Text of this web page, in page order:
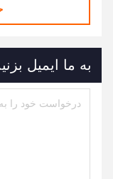
به ما ایمیل